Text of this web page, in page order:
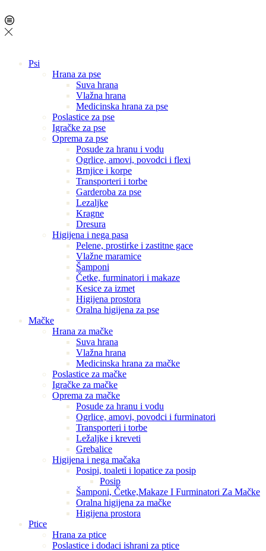
Psi
Hrana za pse
Suva hrana
Vlažna hrana
Medicinska hrana za pse
Poslastice za pse
Igračke za pse
Oprema za pse
Posude za hranu i vodu
Ogrlice, amovi, povodci i flexi
Brnjice i korpe
Transporteri i torbe
Garderoba za pse
Lezaljke
Kragne
Dresura
Higijena i nega pasa
Pelene, prostirke i zastitne gace
Vlažne maramice
Šamponi
Četke, furminatori i makaze
Kesice za izmet
Higijena prostora
Oralna higijena za pse
Mačke
Hrana za mačke
Suva hrana
Vlažna hrana
Medicinska hrana za mačke
Poslastice za mačke
Igračke za mačke
Oprema za mačke
Posude za hranu i vodu
Ogrlice, amovi, povodci i furminatori
Transporteri i torbe
Ležaljke i kreveti
Grebalice
Higijena i nega mačaka
Posipi, toaleti i lopatice za posip
Posip
Šamponi, Četke,Makaze I Furminatori Za Mačke
Oralna higijena za mačke
Higijena prostora
Ptice
Hrana za ptice
Poslastice i dodaci ishrani za ptice